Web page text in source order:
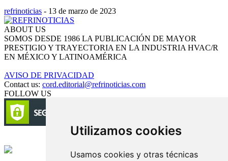
Utilizamos cookies
Usamos cookies y otras técnicas
refrinoticias - 13 de marzo de 2023
ABOUT US
SOMOS DESDE 1986 LA PUBLICACIÓN DE MAYOR
PRESTIGIO Y TRAYECTORIA EN LA INDUSTRIA HVAC/R
EN MÉXICO Y LATINOAMÉRICA
AVISO DE PRIVACIDAD
Contact us: cord.editorial@refrinoticias.com
FOLLOW US